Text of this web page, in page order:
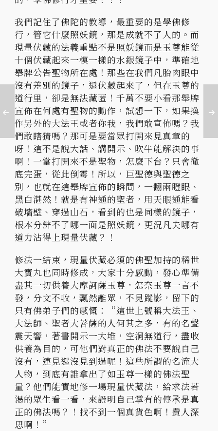
我們記住了佛陀的教導，最重要的是學佛修
行，管它什麼照妖鏡，那是成就不了人的。而
現量伏藏的法義重點不是照妖鏡而是玉尊能從
十個伏藏起來一模一樣的水銀鏡子中，準確地
舉牌公告聖物所在處！那些在我們凡胎肉眼中
沒有差別的鏡子，還伏藏起來了，但在玉尊的
道行里，卻是無法藏匿！千萬不要小看那舉牌
宣佈在何處有聖物的動作，試想一下，如果換
作另外的大法王或者你我，我們敢宣佈嗎？我
們敢瞎猜嗎？那可是要當眾打開來見真章的
呀！這不是說大話、講開示、吹牛能解決的事
啊！一當打開來不是聖物，怎麼下台？只會徹
底完蛋，從此倒霉！所以，巨聖德與聖德之
別，也就在這舉牌宣佈的瞬間，一翻兩瞪眼、
黑白湛然！就是有神通的聖者，用天眼通能看
破墻壁、穿過山石，看到的也是同樣的鏡子，
根本分辨不了哪一面是照妖鏡，更況凡夫哪有
道力沾得上現量伏藏？！
修法一結束，現量伏藏必須的佛聖加持的稀世
大寶丸也同時修成，大家十分感動，發心準備
盡其一切供養大摩訶薩玉尊，怎奈玉尊一言不
發，分文不收，飄然離眾，不見蹤影，留下的
只有佛弟子們的感慨：“這世上號稱大法王、
大法師、聖者大菩薩的人何其之多，有的名聲
震天響，著書開示一大堆，空洞無道行，盡收
供養為目的，可他們對真正的佛法不要說自己
沒有，連見還沒見到過呢！這些所謂的名流大
人物，到底有誰拿出了如玉尊一樣的佛法聖
量？他們能實地修一場現量伏藏法，給求法若
渴的眾生看一看，來證明自己掌有的傳承是真
正的佛法嗎？！找不到一個真貨色啊！費人深
思啊！”